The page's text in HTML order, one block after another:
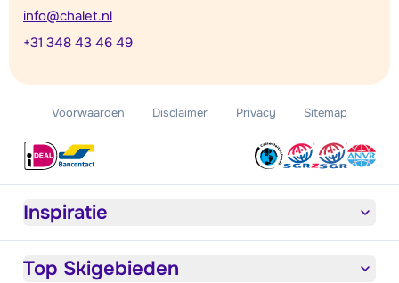
info@chalet.nl
+31 348 43 46 49
Voorwaarden Disclaimer Privacy Sitemap
Inspiratie
Top Skigebieden